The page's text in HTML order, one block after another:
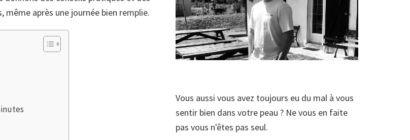
même après une journée bien remplie.
Vous aussi vous avez toujours eu du mal à vous
sentir bien dans votre peau ? Ne vous en faite
pas vous n'êtes pas seul.